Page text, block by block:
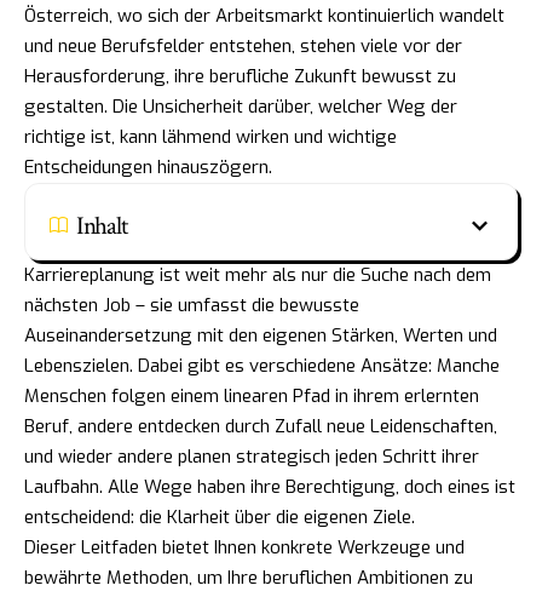
Österreich, wo sich der Arbeitsmarkt kontinuierlich wandelt
und neue Berufsfelder entstehen, stehen viele vor der
Herausforderung, ihre berufliche Zukunft bewusst zu
gestalten. Die Unsicherheit darüber, welcher Weg der
richtige ist, kann lähmend wirken und wichtige
Entscheidungen hinauszögern.
Inhalt
Karriereplanung ist weit mehr als nur die Suche nach dem
nächsten Job – sie umfasst die bewusste
Auseinandersetzung mit den eigenen Stärken, Werten und
Lebenszielen. Dabei gibt es verschiedene Ansätze: Manche
Menschen folgen einem linearen Pfad in ihrem erlernten
Beruf, andere entdecken durch Zufall neue Leidenschaften,
und wieder andere planen strategisch jeden Schritt ihrer
Laufbahn. Alle Wege haben ihre Berechtigung, doch eines ist
entscheidend: die Klarheit über die eigenen Ziele.
Dieser Leitfaden bietet Ihnen konkrete Werkzeuge und
bewährte Methoden, um Ihre beruflichen Ambitionen zu